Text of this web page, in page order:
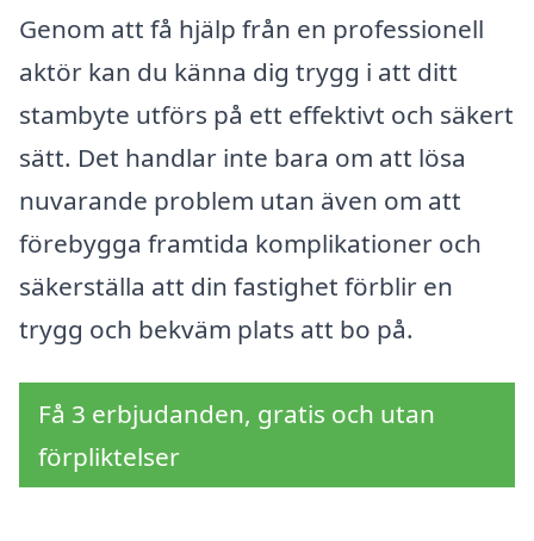
Genom att få hjälp från en professionell
aktör kan du känna dig trygg i att ditt
stambyte utförs på ett effektivt och säkert
sätt. Det handlar inte bara om att lösa
nuvarande problem utan även om att
förebygga framtida komplikationer och
säkerställa att din fastighet förblir en
trygg och bekväm plats att bo på.
Få 3 erbjudanden, gratis och utan
förpliktelser